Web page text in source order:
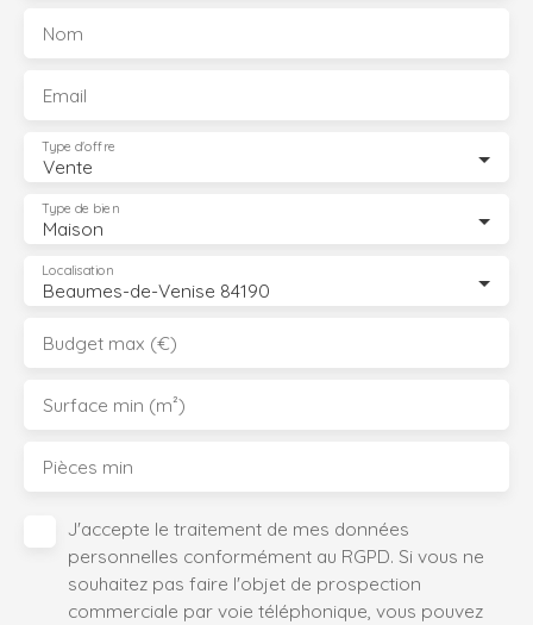
Nom
Email
Vente
Type d'offre
Maison
Type de bien
Beaumes-de-Venise 84190
Localisation
Budget max (€)
Surface min (m²)
Pièces min
J'accepte le traitement de mes données
personnelles conformément au RGPD. Si vous ne
souhaitez pas faire l'objet de prospection
commerciale par voie téléphonique, vous pouvez